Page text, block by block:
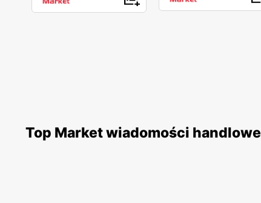
Top Market wiadomości handlowe